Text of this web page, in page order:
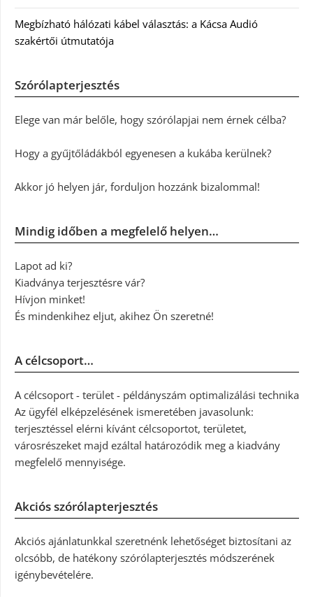
Megbízható hálózati kábel választás: a Kácsa Audió
szakértői útmutatója
Szórólapterjesztés
Elege van már belőle, hogy szórólapjai nem érnek célba?
Hogy a gyűjtőládákból egyenesen a kukába kerülnek?
Akkor jó helyen jár, forduljon hozzánk bizalommal!
Mindig időben a megfelelő helyen…
Lapot ad ki?
Kiadványa terjesztésre vár?
Hívjon minket!
És mindenkihez eljut, akihez Ön szeretné!
A célcsoport…
A célcsoport - terület - példányszám optimalizálási technika
Az ügyfél elképzelésének ismeretében javasolunk:
terjesztéssel elérni kívánt célcsoportot, területet,
városrészeket majd ezáltal határozódik meg a kiadvány
megfelelő mennyisége.
Akciós szórólapterjesztés
Akciós ajánlatunkkal szeretnénk lehetőséget biztosítani az
olcsóbb, de hatékony szórólapterjesztés módszerének
igénybevételére.